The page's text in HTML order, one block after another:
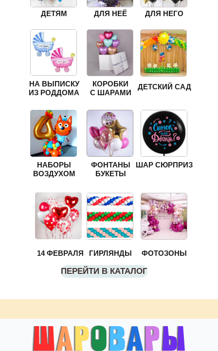
ФОНТАНЫ
БУКЕТЫ
ДЛЯ НЕЁ ДЛЯ НЕГО
ДЕТЯМ
НА ВЫПИСКУ
ИЗ РОДДОМА
ШАР СЮРПРИЗ
ГИРЛЯНДЫ
ПЕРЕЙТИ В КАТАЛОГ
ФОТОЗОНЫ
КОРОБКИ
С ШАРАМИ
14 ФЕВРАЛЯ
НАБОРЫ
ВОЗДУХОМ
ДЕТСКИЙ САД